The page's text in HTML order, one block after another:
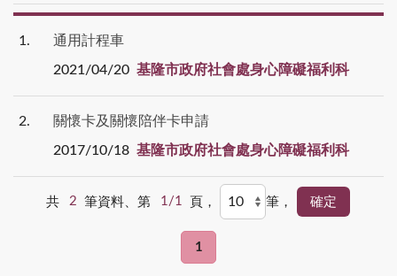
1 通用計程車
2021/04/20 基隆市政府社會處身心障礙福利科
2 關懷卡及關懷陪伴卡申請
2017/10/18 基隆市政府社會處身心障礙福利科
共 2 筆資料、第 1/1 頁， 筆，
1